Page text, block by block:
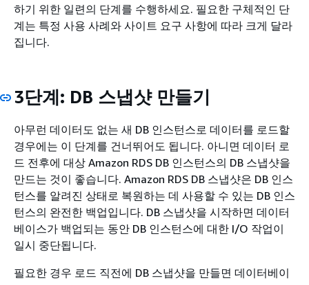
하기 위한 일련의 단계를 수행하세요. 필요한 구체적인 단
계는 특정 사용 사례와 사이트 요구 사항에 따라 크게 달라
집니다.
3단계: DB 스냅샷 만들기
아무런 데이터도 없는 새 DB 인스턴스로 데이터를 로드할
경우에는 이 단계를 건너뛰어도 됩니다. 아니면 데이터 로
드 전후에 대상 Amazon RDS DB 인스턴스의 DB 스냅샷을
만드는 것이 좋습니다. Amazon RDS DB 스냅샷은 DB 인스
턴스를 알려진 상태로 복원하는 데 사용할 수 있는 DB 인스
턴스의 완전한 백업입니다. DB 스냅샷을 시작하면 데이터
베이스가 백업되는 동안 DB 인스턴스에 대한 I/O 작업이
일시 중단됩니다.
필요한 경우 로드 직전에 DB 스냅샷을 만들면 데이터베이